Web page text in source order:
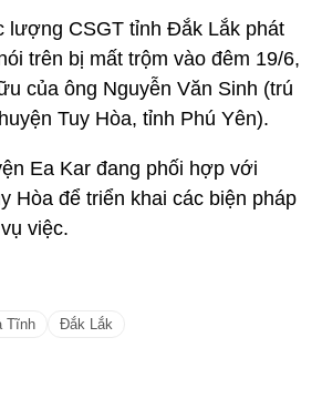
lượng CSGT tỉnh Đắk Lắk phát
trên bị mất trộm vào đêm 19/6,
của ông Nguyễn Văn Sinh (trú
Tuy Hòa, tỉnh Phú Yên).
Ea Kar đang phối hợp với
Hòa để triển khai các biện pháp
việc.
Tĩnh Đắk Lắk